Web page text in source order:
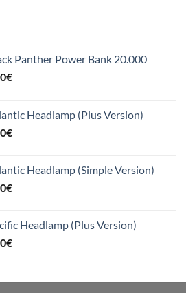
Panther Power Bank 20.000
€Η
είναι:
39.90€.
Headlamp (Plus Version)
€Η
είναι:
24.90€.
Headlamp (Simple Version)
€Η
είναι:
19.50€.
Headlamp (Plus Version)
€Η
είναι: